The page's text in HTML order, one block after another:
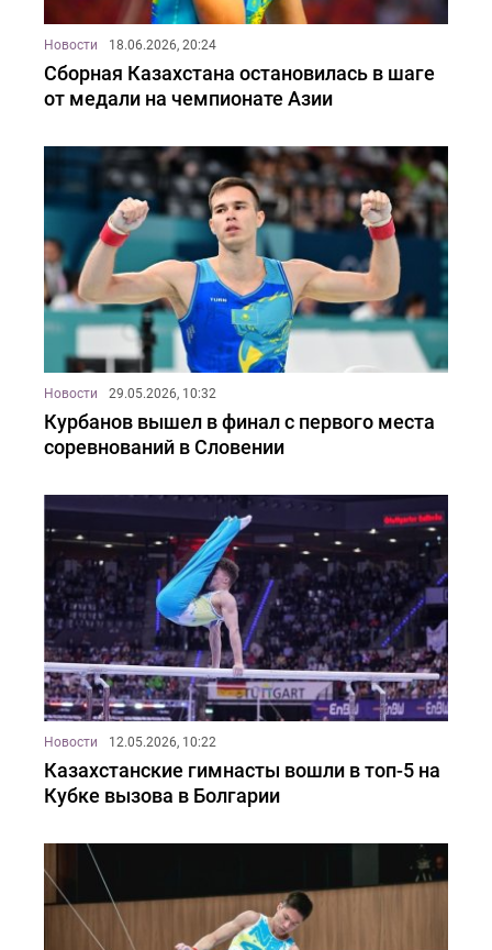
Новости 18.06.2026, 20:24
Сборная Казахстана остановилась в шаге
от медали на чемпионате Азии
Новости 29.05.2026, 10:32
Курбанов вышел в финал с первого места
соревнований в Словении
Новости 12.05.2026, 10:22
Казахстанские гимнасты вошли в топ-5 на
Кубке вызова в Болгарии